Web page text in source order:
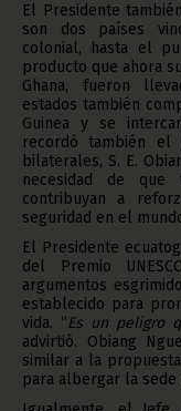
El Presidente
son dos países
colonial, hasta el
producto que ahora
Ghana, fueron
estados también
Guinea y se
recordó también el
bilaterales, S. E.
necesidad de que
contribuyan a
seguridad en el
El Presidente
del Premio
argumentos
establecido para
vida. “Es un peligro
advirtió. Obiang
similar a la
para albergar la sede